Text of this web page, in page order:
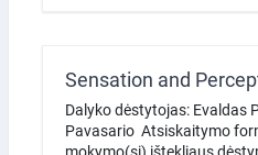
Sensation and
Dalyko dėstytojas: Evaldas
Pavasario Atsiskaitymo
mokymo(si) ištekliaus